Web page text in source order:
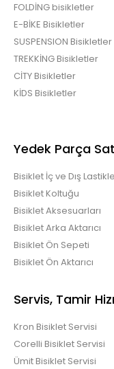
FOLDİNG bisikletler
E-BİKE Bisikletler
SUSPENSION Bisikletler
TREKKİNG Bisikletler
CİTY Bisikletler
KİDS Bisikletler
Yedek Parça
Bisiklet İç ve Dış
Bisiklet Koltuğu
Bisiklet Aksesuarları
Bisiklet Arka Aktarıcı
Bisiklet Ön Sepeti
Bisiklet Ön Aktarıcı
Servis, Tamir
Kron Bisiklet Servisi
Corelli Bisiklet Servisi
Ümit Bisiklet Servisi